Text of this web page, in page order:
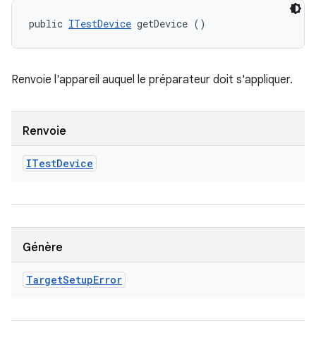
public ITestDevice getDevice ()
Renvoie l'appareil auquel le préparateur doit s'appliquer.
Renvoie
ITestDevice
Génère
TargetSetupError